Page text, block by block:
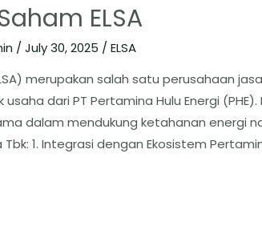
ELSA
/July 30, 2025 /ELSA
merupakan salah satu perusahaan
dari PT Pertamina Hulu Energi
dalam mendukung ketahanan energi
Tbk: ​1. Integrasi dengan Ekosistem